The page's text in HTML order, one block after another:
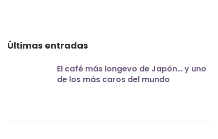
Últimas entradas
El café más longevo de Japón… y uno
de los más caros del mundo